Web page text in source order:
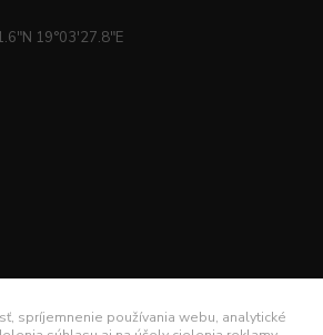
19°03'27.8"E
spríjemnenie používania webu, analytické